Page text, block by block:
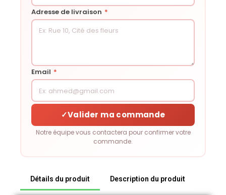
Adresse de livraison *
Email *
✓Valider ma commande
Notre équipe vous contactera pour confirmer votre
commande.
Détails du produit Description du produit